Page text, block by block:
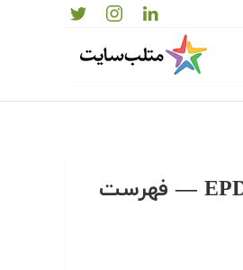
دانلود رایگان مجموعه مقالات کنفرانس شبکه های توزیع نیرو EPDC2004 — فهرست